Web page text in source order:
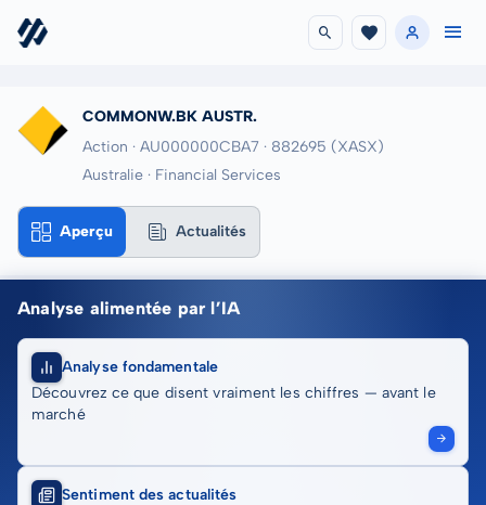
COMMONW.BK AUSTR.
Action · AU000000CBA7 · 882695 (XASX)
Australie · Financial Services
Aperçu Actualités
Analyse alimentée par l’IA
Analyse fondamentale
Découvrez ce que disent vraiment les chiffres — avant le
marché
Sentiment des actualités